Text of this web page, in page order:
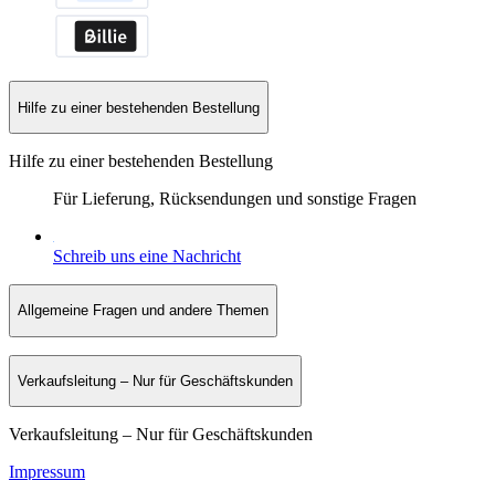
Hilfe zu einer bestehenden Bestellung
Hilfe zu einer bestehenden Bestellung
Für Lieferung, Rücksendungen und sonstige Fragen
Schreib uns eine Nachricht
Allgemeine Fragen und andere Themen
Verkaufsleitung – Nur für Geschäftskunden
Verkaufsleitung – Nur für Geschäftskunden
Impressum